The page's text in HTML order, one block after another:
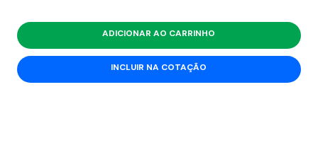
ADICIONAR AO CARRINHO
INCLUIR NA COTAÇÃO